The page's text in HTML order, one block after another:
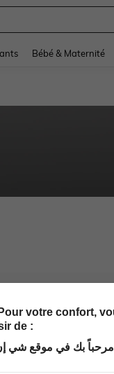
Bébé & Maternité
votre confort,
de :
مرحباً بك في موقع شي إن